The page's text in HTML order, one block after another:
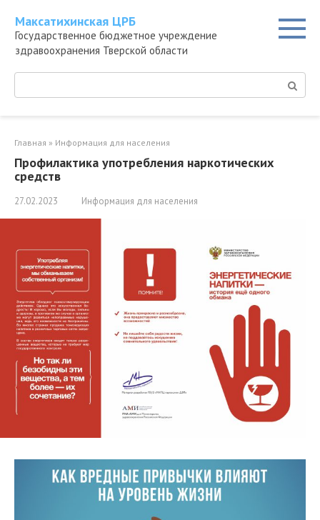
контенту
Максатихинская ЦРБ
Государственное бюджетное учреждение
здравоохранения Тверской области
Поиск:
Главная » Информация для населения
Профилактика употребления наркотических
средств
27.02.2023 Информация для населения